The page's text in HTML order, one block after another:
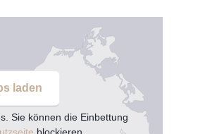
laden
Sie können die Einbettung
blockieren.